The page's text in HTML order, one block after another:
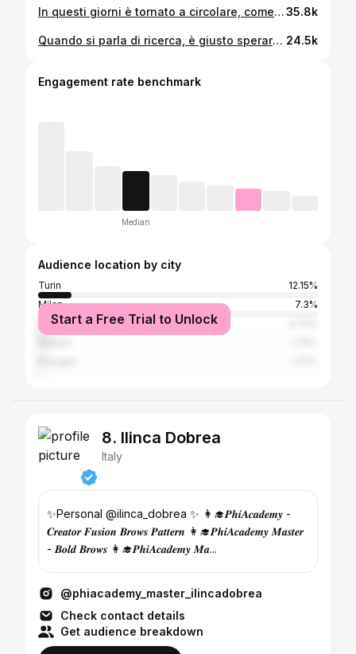
In questi giorni è tornato a circolare, come se fosse una novità, il tema del prosciutto cotto “cancerogeno”. In realtà è un dato che conosciamo da anni, ma che oggi sta creando molta confusione. La classificazione della IARC viene spesso citata senza spiegare cosa significa davvero, cosa misura e cosa invece non dice sul rischio individuale. In questo video provo a mettere ordine: ti spiego cosa vuol dire che le carni lavorate , trasformate e conservate sono considerate cancerogene e soprattutto quanto la prevenzione vada letta sempre dentro la complessità dello stile di vita globale , non fuori dal contesto. Il consumo di questi prodotti dovrebbe essere occasionale. Non è un “divieto”, né un destino scritto . Puoi scegliere, come sempre. Oggi, spero, con più consapevolezza e meno allarme. Scrivimi nei commenti se sapevi queste cose e se ti va di provare a ridurre il consumo di questi prodotti 😉 #viviconcura #laculturachecura #medicinadinsieme35.8k
Quando si parla di ricerca, è giusto sperare. Ma la speranza più solida nasce dai dati, non dai titoli. Lo spirito critico non spegne l’entusiasmo, lo protegge, perché ci permette di credere in qualcosa di vero e non solo in qualcosa che vorremmo fosse vero. Grazie se avrai la pazienza di ascoltare fino in fondo. E avanti così, verso quel futuro che porterà lontano grazie alla ricerca e alla scienza 🤩 Scrivimi nei commenti se avevi sentito questa notizia e se ti ho aiutato a comprenderla meglio 🩷 📖 fonte: A targeted combination therapy achieves effective pancreatic cancer regression and prevents tumor resistance. PNAS, 2025. #medicinadinsieme #laculturachecura #viviconcura 24.5k
Engagement rate benchmark
Median
Audience location by city
Turin
12.15%
Milan
7.3%
Rome
Start a Free Trial to Unlock
8. Ilinca Dobrea
Italy
✨Personal @ilinca_dobrea ✨ 👩‍🎓𝑷𝒉𝒊𝑨𝒄𝒂𝒅𝒆𝒎𝒚 -
𝑪𝒓𝒆𝒂𝒕𝒐𝒓 𝑭𝒖𝒔𝒊𝒐𝒏 𝑩𝒓𝒐𝒘𝒔 𝑷𝒂𝒕𝒕𝒆𝒓𝒏 👩‍🎓𝑷𝒉𝒊𝑨𝒄𝒂𝒅𝒆𝒎𝒚 𝑴𝒂𝒔𝒕𝒆𝒓
- 𝑩𝒐𝒍𝒅 𝑩𝒓𝒐𝒘𝒔 👩‍🎓𝑷𝒉𝒊𝑨𝒄𝒂𝒅𝒆𝒎𝒚 𝑴𝒂...
@phiacademy_master_ilincadobrea
Check contact details
Get audience breakdown